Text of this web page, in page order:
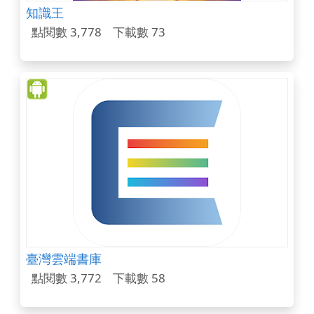
知識王
點閱數 3,778 下載數 73
臺灣雲端書庫
點閱數 3,772 下載數 58